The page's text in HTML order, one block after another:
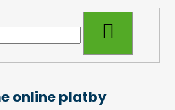
online platby